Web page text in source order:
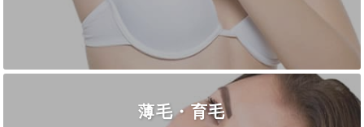
薄毛・育毛